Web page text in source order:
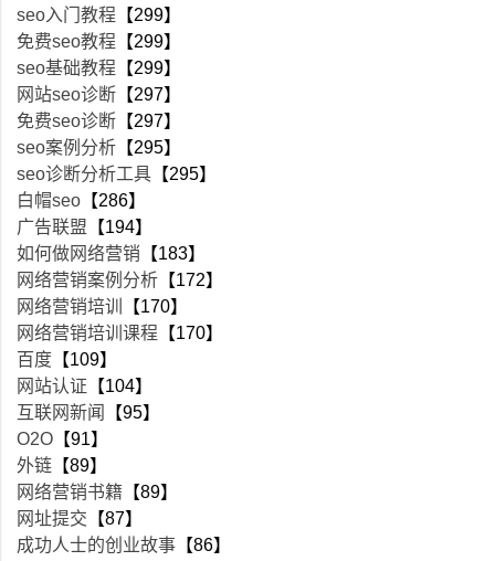
seo入门教程 【299】
免费seo教程 【299】
seo基础教程 【299】
网站seo诊断 【297】
免费seo诊断 【297】
seo案例分析 【295】
seo诊断分析工具 【295】
白帽seo 【286】
广告联盟 【194】
如何做网络营销 【183】
网络营销案例分析 【172】
网络营销培训
【170】
网络营销培训课程 【170】
百度 【109】
网站认证 【104】
互联网新闻
【95】
O2O 【91】
外链 【89】
网络营销书籍 【89】
网址提交 【87】
成功人士的创业故事 【86】